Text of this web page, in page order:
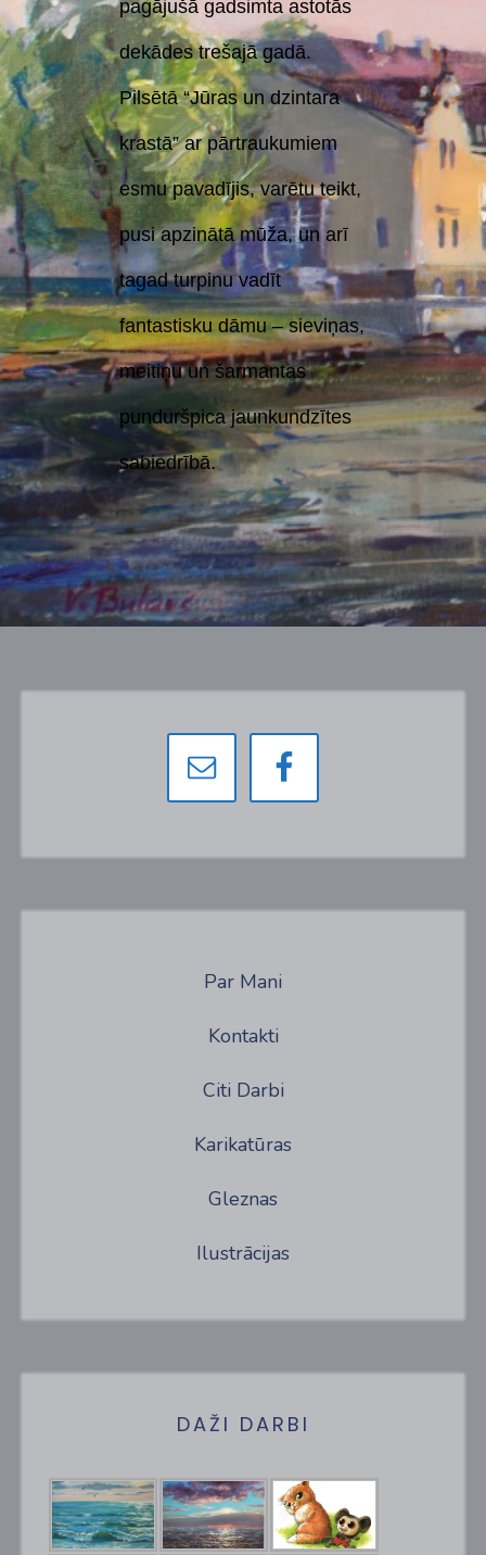
pagājušā gadsimta astotās
dekādes trešajā gadā.
Pilsētā “Jūras un dzintara
krastā” ar pārtraukumiem
esmu pavadījis, varētu teikt,
pusi apzinātā mūža, un arī
tagad turpinu vadīt
fantastisku dāmu – sieviņas,
meitiņu un šarmantas
punduršpica jaunkundzītes
sabiedrībā.
Par Mani
Kontakti
Citi Darbi
Karikatūras
Gleznas
Ilustrācijas
DAŽI DARBI